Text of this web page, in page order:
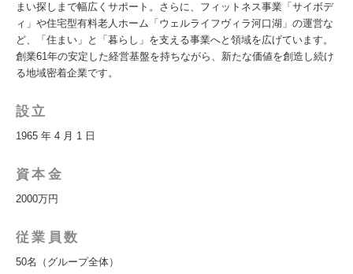
まい探しまで幅広くサポート。さらに、フィットネス事業「サイボデ
ィ」や住宅型有料老人ホーム「ウェルライフヴィラ河口湖」の運営な
ど、「住まい」と「暮らし」を支える事業へと領域を広げています。
創業61年の安定した経営基盤を持ちながら、新たな価値を創造し続け
る地域密着企業です。
設立
1965 年 4 月 1 日
資本金
2000万円
従業員数
50名（グループ全体）